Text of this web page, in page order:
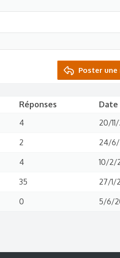
Poster une
Réponses
Date
4
20/
2
24/
4
10/2/
35
27/1/
0 5/6/